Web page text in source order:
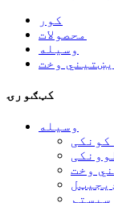
کور
محصولات
وسیله
کټګورۍ
وسیله
کونکی